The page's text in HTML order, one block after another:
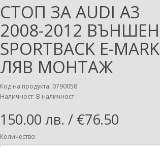
СТОП ЗА AUDI A3
2008-2012 ВЪНШЕН
SPORTBACK E-MARK
ЛЯВ МОНТАЖ
Код на продукта: 0790058
Наличност: В наличност
150.00 лв. / €76.50
Количество: